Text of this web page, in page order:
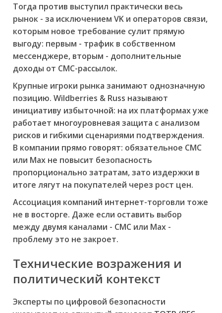
Тогда против выступил практически весь
рынок - за исключением VK и операторов связи,
которым новое требование сулит прямую
выгоду: первым - трафик в собственном
мессенджере, вторым - дополнительные
доходы от СМС-рассылок.
Крупные игроки рынка занимают однозначную
позицию. Wildberries & Russ называют
инициативу избыточной: на их платформах уже
работает многоуровневая защита с анализом
рисков и гибкими сценариями подтверждения.
В компании прямо говорят: обязательное СМС
или Max не повысит безопасность
пропорционально затратам, зато издержки в
итоге лягут на покупателей через рост цен.
Ассоциация компаний интернет-торговли тоже
не в восторге. Даже если оставить выбор
между двумя каналами - СМС или Max -
проблему это не закроет.
Технические возражения и
политический контекст
Эксперты по цифровой безопасности